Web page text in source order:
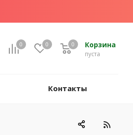
0 0 Корзина
пуста
0
Контакты